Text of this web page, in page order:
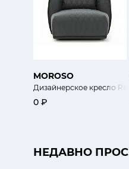
MOROSO
Дизайнерское кресло
0 ₽
НЕДАВНО